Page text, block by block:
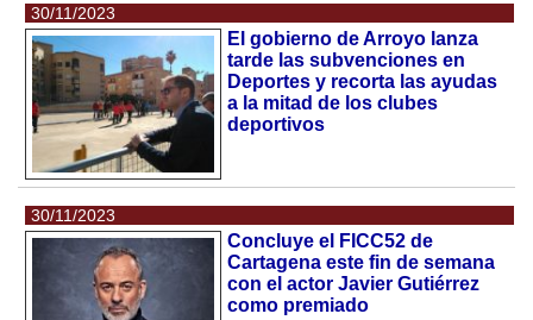
30/11/2023
El gobierno de Arroyo lanza
tarde las subvenciones en
Deportes y recorta las ayudas
a la mitad de los clubes
deportivos
30/11/2023
Concluye el FICC52 de
Cartagena este fin de semana
con el actor Javier Gutiérrez
como premiado